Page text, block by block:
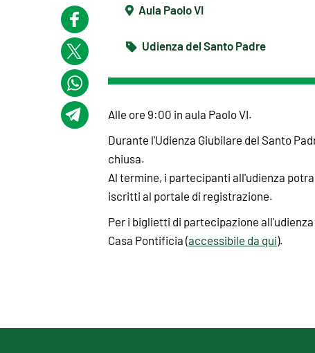
Aula Paolo VI
Udienza del Santo Padre
Alle ore 9:00 in aula Paolo VI.
Durante l'Udienza Giubilare del Santo
chiusa.
Al termine, i partecipanti all'udienza
iscritti al portale di registrazione.
Per i biglietti di partecipazione
Casa Pontificia (accessibile da qui).